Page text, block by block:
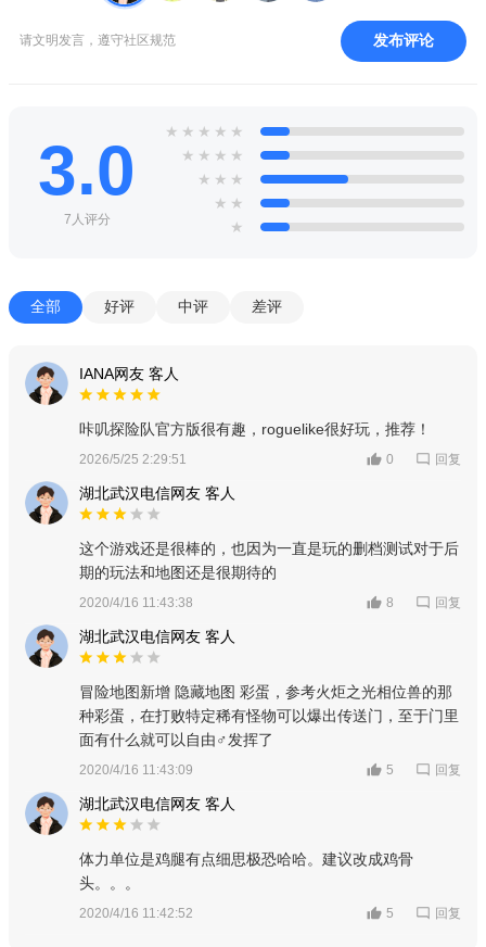
请文明发言，遵守社区规范 发布评论
3.0
7人评分
★ ★ ★ ★ ★
★ ★ ★ ★
★ ★ ★
★ ★
★
全部 好评 中评 差评
IANA网友 客人
咔叽探险队官方版很有趣，roguelike很好玩，推荐！
2026/5/25 2:29:51 0 回复
湖北武汉电信网友 客人
这个游戏还是很棒的，也因为一直是玩的删档测试对于后
期的玩法和地图还是很期待的
2020/4/16 11:43:38 8 回复
湖北武汉电信网友 客人
冒险地图新增 隐藏地图 彩蛋，参考火炬之光相位兽的那
种彩蛋，在打败特定稀有怪物可以爆出传送门，至于门里
面有什么就可以自由♂发挥了
2020/4/16 11:43:09 5 回复
湖北武汉电信网友 客人
体力单位是鸡腿有点细思极恐哈哈。建议改成鸡骨
头。。。
2020/4/16 11:42:52 5 回复